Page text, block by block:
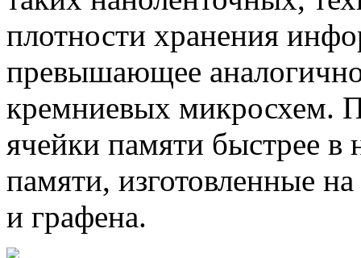
плотности хранения
превышающее
кремниевых микросхем.
ячейки памяти быстрее в
памяти, изготовленные
и графена.